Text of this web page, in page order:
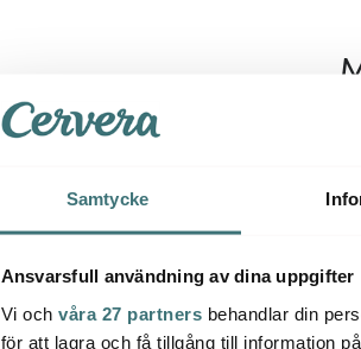
Samtycke
Ansvarsfull användning av dina uppgifter
Vi och våra 27 partners behandlar din
för att lagra och få tillgång till information